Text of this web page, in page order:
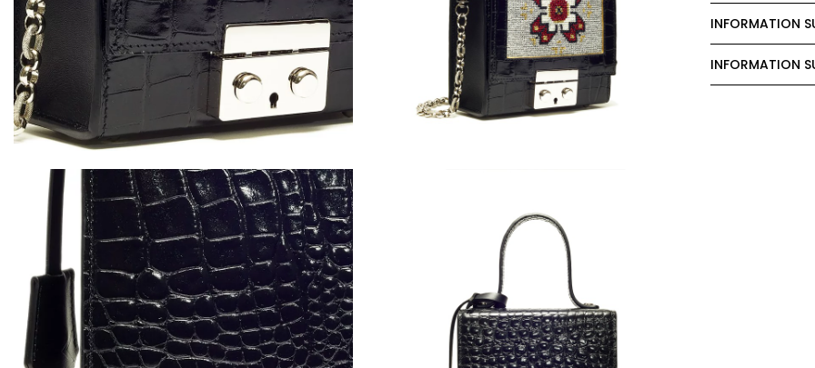
INFORMATION
INFORMATION